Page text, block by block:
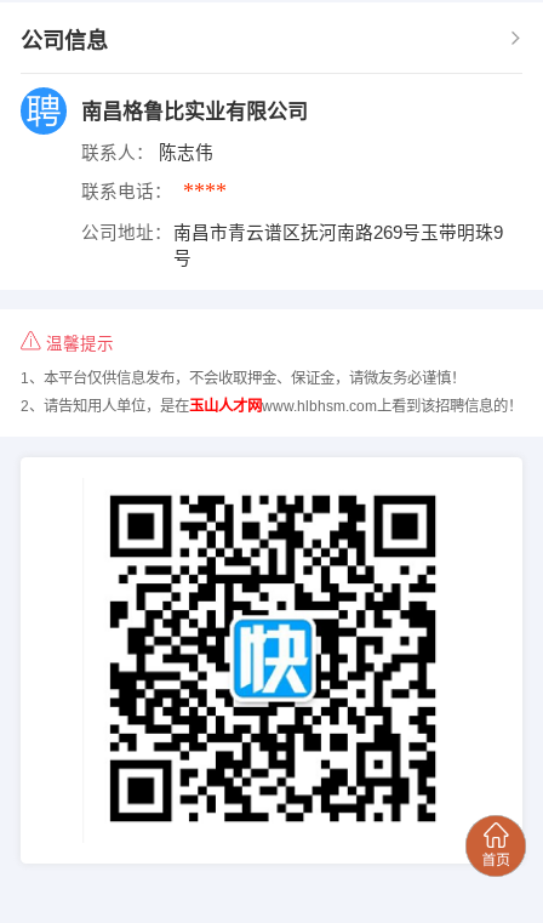
公司信息
南昌格鲁比实业有限公司
联系人： 陈志伟
联系电话： ****
公司地址：
南昌市青云谱区抚河南路269号玉带明珠9
号
温馨提示
1、本平台仅供信息发布，不会收取押金、保证金，请微友务必谨慎！
2、请告知用人单位，是在玉山人才网www.hlbhsm.com上看到该招聘信息的！